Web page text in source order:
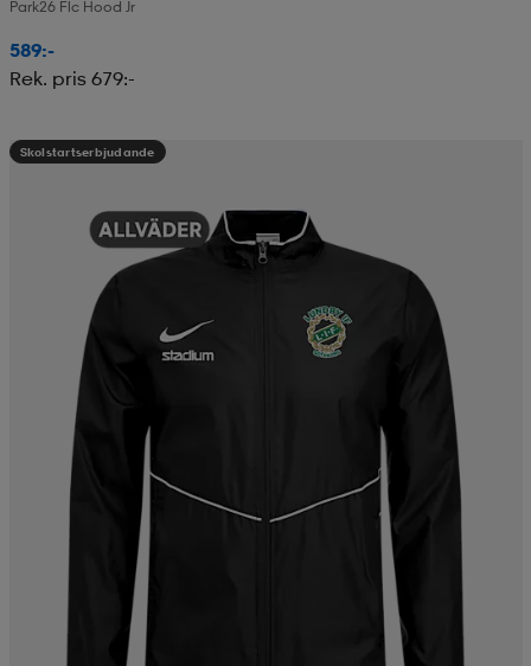
Park26 Flc Hood Jr
589:-
Rek. pris 679:-
Skolstartserbjudande